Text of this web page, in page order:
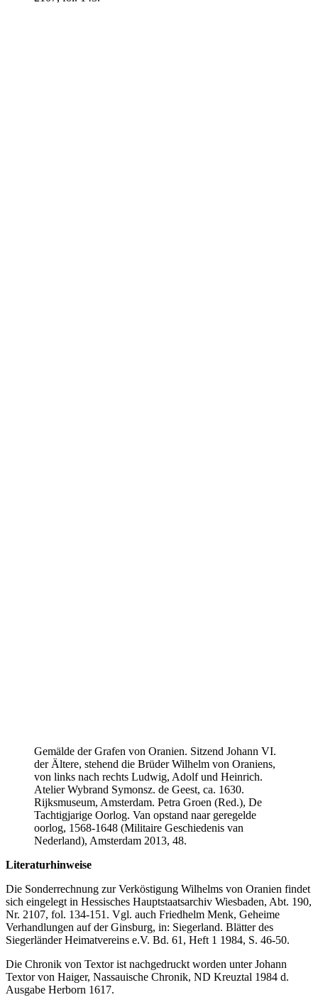
Gemälde der Grafen von Oranien. Sitzend Johann VI.
der Ältere, stehend die Brüder Wilhelm von Oraniens,
von links nach rechts Ludwig, Adolf und Heinrich.
Atelier Wybrand Symonsz. de Geest, ca. 1630.
Rijksmuseum, Amsterdam. Petra Groen (Red.), De
Tachtigjarige Oorlog. Van opstand naar geregelde
oorlog, 1568-1648 (Militaire Geschiedenis van
Nederland), Amsterdam 2013, 48.
Literaturhinweise
Die Sonderrechnung zur Verköstigung Wilhelms von Oranien findet
sich eingelegt in Hessisches Hauptstaatsarchiv Wiesbaden, Abt. 190,
Nr. 2107, fol. 134-151. Vgl. auch Friedhelm Menk, Geheime
Verhandlungen auf der Ginsburg, in: Siegerland. Blätter des
Siegerländer Heimatvereins e.V. Bd. 61, Heft 1 1984, S. 46-50.
Die Chronik von Textor ist nachgedruckt worden unter Johann
Textor von Haiger, Nassauische Chronik, ND Kreuztal 1984 d.
Ausgabe Herborn 1617.